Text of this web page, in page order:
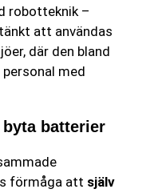
robotteknik –
att användas
där den bland
med
batterier
förmåga att själv